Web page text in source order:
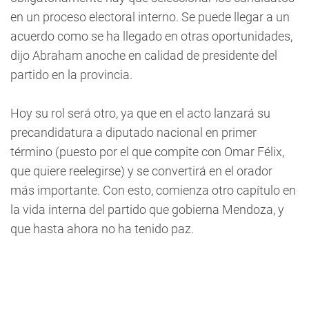
en un proceso electoral interno. Se puede llegar a un
acuerdo como se ha llegado en otras oportunidades,
dijo Abraham anoche en calidad de presidente del
partido en la provincia.
Hoy su rol será otro, ya que en el acto lanzará su
precandidatura a diputado nacional en primer
término (puesto por el que compite con Omar Félix,
que quiere reelegirse) y se convertirá en el orador
más importante. Con esto, comienza otro capítulo en
la vida interna del partido que gobierna Mendoza, y
que hasta ahora no ha tenido paz.